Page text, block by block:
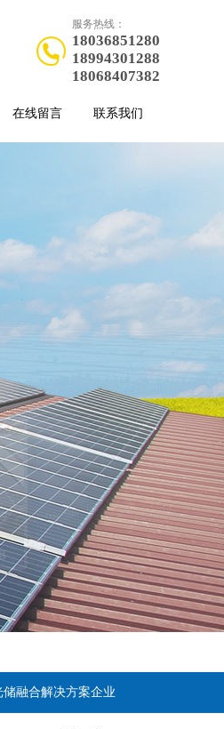
服务热线：
18036851280
18994301288
18068407382
在线留言 联系我们
储融合解决方案企业